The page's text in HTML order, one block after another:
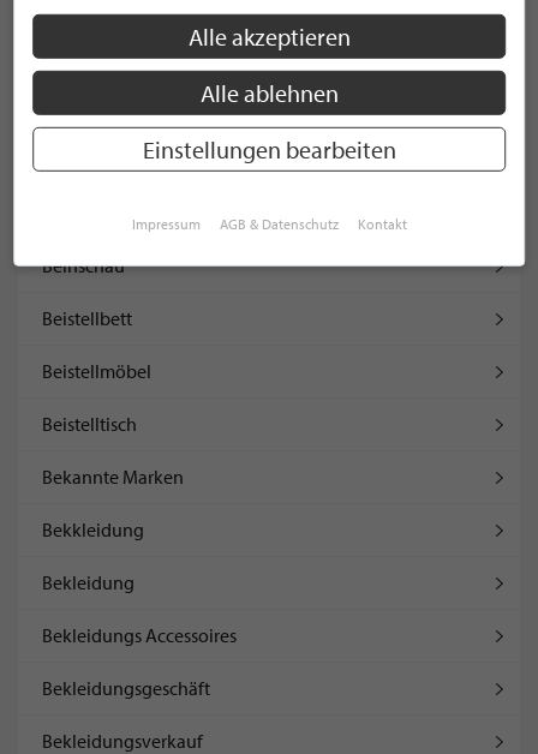
Beimöbel
Beinschau
Beistellbett
Beistellmöbel
Beistelltisch
Bekannte Marken
Bekkleidung
Bekleidung
Bekleidungs Accessoires
Bekleidungsgeschäft
Bekleidungsverkauf
Alle akzeptieren
Alle ablehnen
Einstellungen bearbeiten
Impressum AGB & Datenschutz Kontakt